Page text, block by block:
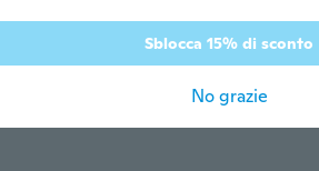
Sblocca 15% di sconto
No grazie